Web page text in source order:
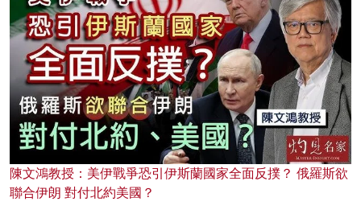
陳文鴻教授：美伊戰爭恐引伊斯蘭國家全面反撲？ 俄羅斯欲
聯合伊朗 對付北約美國？